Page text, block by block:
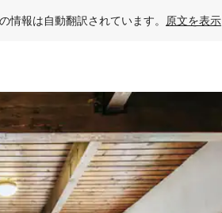
情報は自動翻訳されています。 原文を表示